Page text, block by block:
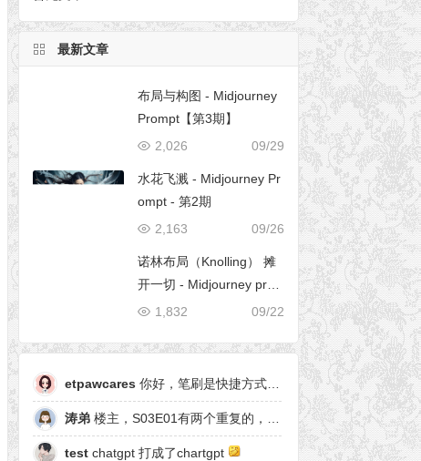
最新文章
布局与构图 - Midjourney
Prompt【第3期】
09/29
2,026
水花飞溅 - Midjourney Pr
ompt - 第2期
09/26
2,163
诺林布局（Knolling） 摊
开一切 - Midjourney pro
mpt
09/22
1,832
etpawcares 你好，笔刷是快捷方式，有原笔刷么
涛弟 楼主，S03E01有两个重复的，另一个是粒子形态
test chatgpt 打成了chartgpt